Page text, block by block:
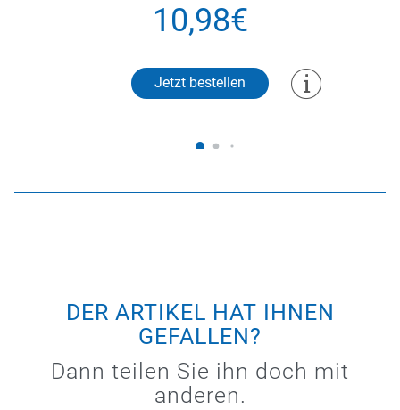
10,98€
Jetzt bestellen
DER ARTIKEL HAT IHNEN
GEFALLEN?
Dann teilen Sie ihn doch mit
anderen.